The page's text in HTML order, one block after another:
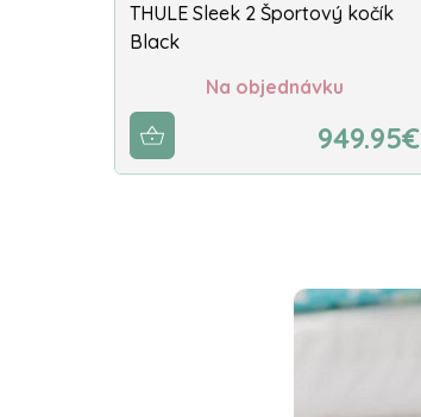
THULE Sleek 2 Športový kočík
Black
Na objednávku
949.95€